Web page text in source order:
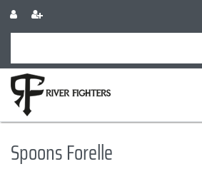
Spoons Forelle